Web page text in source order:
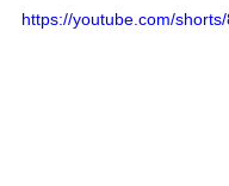
https://youtube.com/